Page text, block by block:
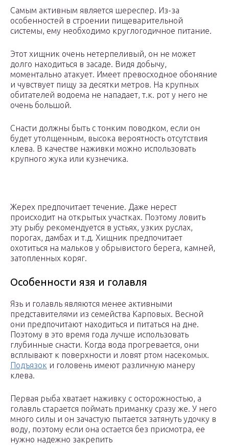
Самым активным является шереспер. Из-за
особенностей в строении пищеварительной
системы, ему необходимо круглогодичное питание.
Этот хищник очень нетерпеливый, он не может
долго находиться в засаде. Видя добычу,
моментально атакует. Имеет превосходное обоняние
и чувствует пищу за десятки метров. На крупных
обитателей водоема не нападает, т.к. рот у него не
очень большой.
Снасти должны быть с тонким поводком, если он
будет утолщенным, высока вероятность отсутствия
клева. В качестве наживки можно использовать
крупного жука или кузнечика.
Жерех предпочитает течение. Даже нерест
происходит на открытых участках. Поэтому ловить
эту рыбу рекомендуется в устьях, узких руслах,
порогах, дамбах и т.д. Хищник предпочитает
охотиться на мальков у обрывистого берега, камней,
затопленных коряг.
Особенности язя и голавля
Язь и голавль являются менее активными
представителями из семейства Карповых. Весной
они предпочитают находиться и питаться на дне.
Поэтому в это время года лучше использовать
глубинные снасти. Когда вода прогревается, они
всплывают к поверхности и ловят ртом насекомых.
Подъязок и головень имеют различную манеру
клева.
Первая рыба хватает наживку с осторожностью, а
голавль старается поймать приманку сразу же. У него
много силы и он зачастую пытается затянуть удочку в
воду, поэтому если она остается без присмотра, ее
нужно надежно закрепить